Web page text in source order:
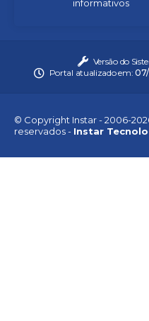
informativos
Versão do
Portal atualizado em:
© Copyright Instar - 2006-
reservados - Instar